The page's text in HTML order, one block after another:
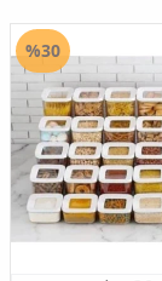
%30